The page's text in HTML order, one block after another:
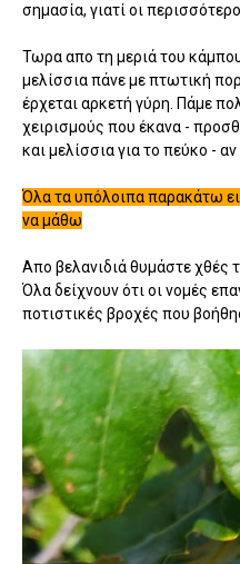
σημασία, γιατί οι
Τωρα απο τη μεριά του
μελίσσια πάνε με πτωτική
έρχεται αρκετή γύρη. Πάμε
χειρισμούς που έκανα -
και μελίσσια για το πεύκο -
Όλα τα υπόλοιπα παρακάτω
να μάθω
Απο βελανιδιά θυμάστε χθές
Όλα δείχνουν ότι οι νομές
ποτιστικές βροχές που